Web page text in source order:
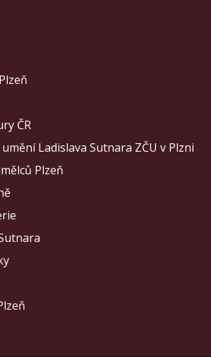
ČR
Ladislava Sutnara ZČU v Plzni
Plzeň